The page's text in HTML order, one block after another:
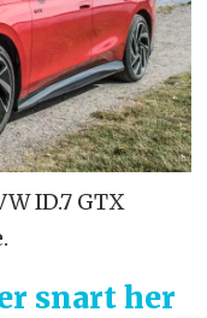
ID.7 GTX
snart her